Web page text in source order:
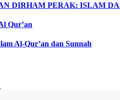
DIRHAM PERAK: ISLAM
Qur’an
Al-Qur’an dan Sunnah